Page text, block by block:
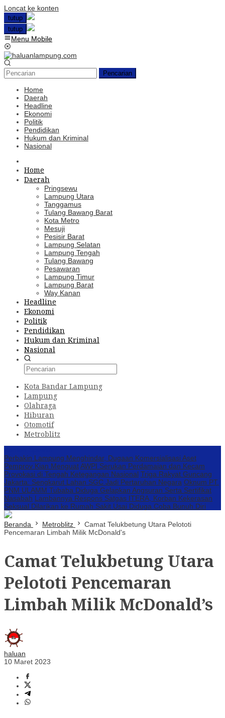
Loncat ke konten
tutup
tutup
Menu Mobile
Pencarian
Home
Daerah
Headline
Ekonomi
Politik
Pendidikan
Hukum dan Kriminal
Nasional
Home
Daerah
Pringsewu
Lampung Utara
Tanggamus
Tulang Bawang Barat
Kota Metro
Mesuji
Pesisir Barat
Lampung Selatan
Lampung Tengah
Tulang Bawang
Pesawaran
Lampung Timur
Lampung Barat
Way Kanan
Headline
Ekonomi
Politik
Pendidikan
Hukum dan Kriminal
Nasional
Kota Bandar Lampung
Lampung
Olahraga
Hiburan
Otomotif
Metroblitz
Perbakin Lampung Menghindar, Dugaan Komersialisasi Aset
Pemprov Kian MenguatAWPI Serukan Perdamaian dan Kecam
Provokasi di Tengah Ketegangan Nasional Triga Rakyat Guncang
Jakarta: Sengkarut Lahan SGC Jadi Pertaruhan Negara Oknum PT.
PNM ULAMM Tubaba Diduga Gelapkan Angsuran Serta Sertifikat
Nasabah Lambannya Respons Satgas ITERA, Korban Kekerasan
Seksual Dilarikan ke Rumah Sakit Usai Diduga Coba Bunuh Diri
Beranda Metroblitz
Camat Telukbetung Utara Pelototi
Pencemaran Limbah Milik McDonald's
Camat Telukbetung Utara
Pelototi Pencemaran
Limbah Milik McDonald’s
haluan
10 Maret 2023